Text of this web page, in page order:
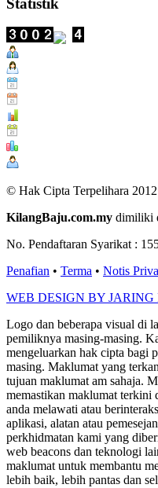
© Hak Cipta Terpelihara
KilangBaju.com.my dimiliki
No. Pendaftaran Syarikat :
Penafian • Terma • Notis
WEB DESIGN BY
Logo dan beberapa visual di
pemiliknya masing-masing.
mengeluarkan hak cipta bagi
masing. Maklumat yang
tujuan maklumat am sahaja.
memastikan maklumat terkini
anda melawati atau
aplikasi, alatan atau
perkhidmatan kami yang
web beacons dan teknologi
maklumat untuk membantu
lebih baik, lebih pantas dan